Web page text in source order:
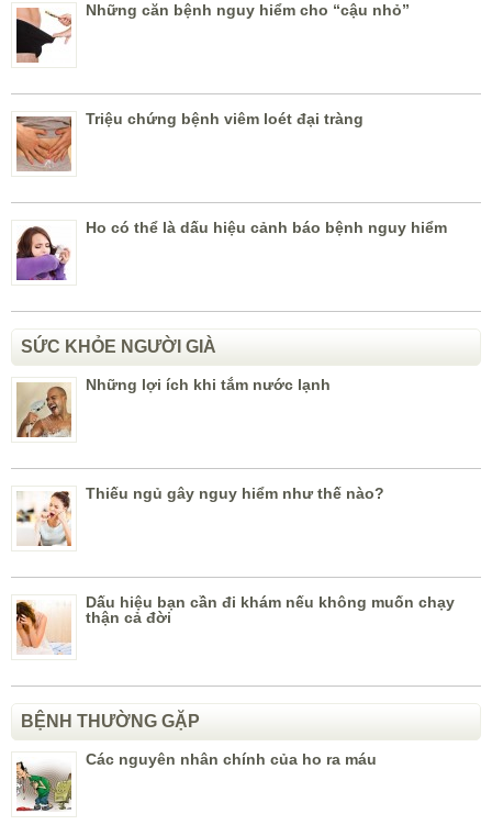
Những căn bệnh nguy hiểm cho “cậu nhỏ”
Triệu chứng bệnh viêm loét đại tràng
Ho có thể là dấu hiệu cảnh báo bệnh nguy hiểm
SỨC KHỎE NGƯỜI GIÀ
Những lợi ích khi tắm nước lạnh
Thiếu ngủ gây nguy hiểm như thế nào?
Dấu hiệu bạn cần đi khám nếu không muốn chạy
thận cả đời
BỆNH THƯỜNG GẶP
Các nguyên nhân chính của ho ra máu